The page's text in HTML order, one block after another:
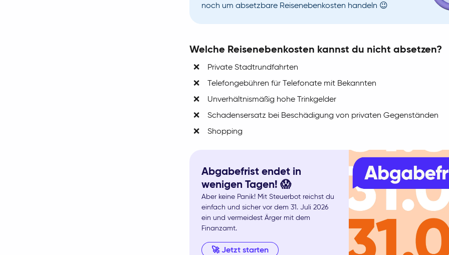
noch um absetzbare Reisenebenkosten handeln 😉
Welche Reisenebenkosten kannst du nicht absetzen?
❌
Private Stadtrundfahrten
❌
Telefongebühren für Telefonate mit Bekannten
❌
Unverhältnismäßig hohe Trinkgelder
❌
Schadensersatz bei Beschädigung von privaten Gegenständen
❌
Shopping
Abgabefrist endet in
wenigen Tagen! 😱
Aber keine Panik! Mit Steuerbot reichst du
einfach und sicher vor dem 31. Juli 2026
ein und vermeidest Ärger mit dem
Finanzamt.
🚀 Jetzt starten